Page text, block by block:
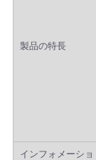
製品の特長
インフォメーショ